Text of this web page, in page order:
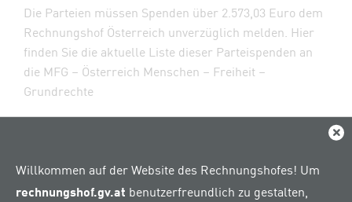
Willkommen auf der Website des Rechnungshofes! Um
rechnungshof.gv.at benutzerfreundlich zu gestalten,
Die Parteien müssen Spenden über 2.573,03 Euro dem
Rechnungshof Österreich unverzüglich melden. Hier
finden Sie die aktuelle Liste dieser Parteispenden an
die MFG – Österreich Menschen – Freiheit –
Grundrechte
Meldungsdatum Name
Betrag
(in Euro)